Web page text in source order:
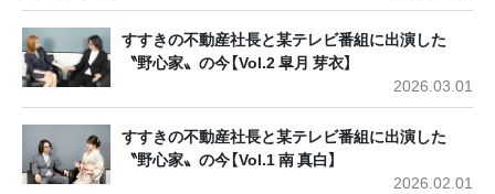
すすきの不動産社長と某テレビ番組に出演した
〝野心家〟の今【Vol.2 皐月 芽衣】
2026.03.01
すすきの不動産社長と某テレビ番組に出演した
〝野心家〟の今【Vol.1 南 真白】
2026.02.01